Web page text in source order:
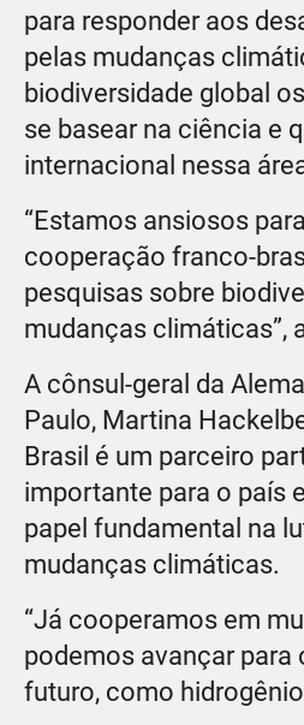
para responder aos
pelas mudanças
biodiversidade global
se basear na ciência e
internacional nessa
“Estamos ansiosos
cooperação franco-
pesquisas sobre
mudanças climáticas”,
A cônsul-geral da
Paulo, Martina
Brasil é um parceiro
importante para o país
papel fundamental na
mudanças climáticas.
“Já cooperamos em
podemos avançar para
futuro, como